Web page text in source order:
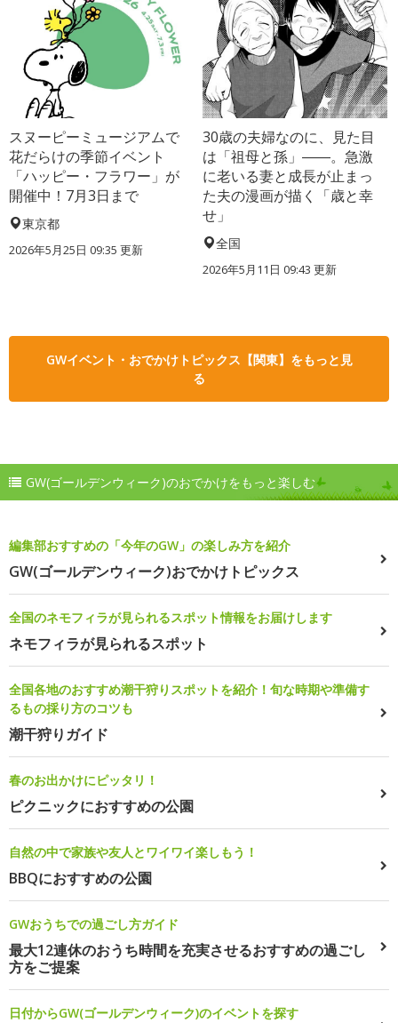
スヌーピーミュージアムで
花だらけの季節イベント
「ハッピー・フラワー」が
開催中！7月3日まで
東京都
2026年5月25日 09:35 更新
30歳の夫婦なのに、見た目
は「祖母と孫」――。急激
に老いる妻と成長が止まっ
た夫の漫画が描く「歳と幸
せ」
全国
2026年5月11日 09:43 更新
GWイベント・おでかけトピックス【関東】をもっと見
る
GW(ゴールデンウィーク)のおでかけをもっと楽しむ
編集部おすすめの「今年のGW」の楽しみ方を紹介
GW(ゴールデンウィーク)おでかけトピックス
全国のネモフィラが見られるスポット情報をお届けします
ネモフィラが見られるスポット
全国各地のおすすめ潮干狩りスポットを紹介！旬な時期や準備す
るもの採り方のコツも
潮干狩りガイド
春のお出かけにピッタリ！
ピクニックにおすすめの公園
自然の中で家族や友人とワイワイ楽しもう！
BBQにおすすめの公園
GWおうちでの過ごし方ガイド
最大12連休のおうち時間を充実させるおすすめの過ごし
方をご提案
日付からGW(ゴールデンウィーク)のイベントを探す